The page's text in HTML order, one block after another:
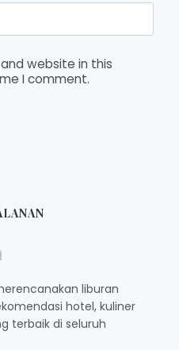
website in this
I comment.
liburan
hotel, kuliner
terbaik di seluruh